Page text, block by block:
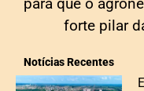
para que o
forte pilar
Notícias Recentes